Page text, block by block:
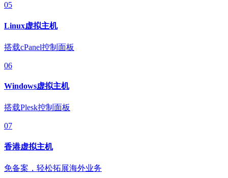
05
Linux虚拟主机
搭载cPanel控制面板
06
Windows虚拟主机
搭载Plesk控制面板
07
香港虚拟主机
免备案，轻松拓展海外业务